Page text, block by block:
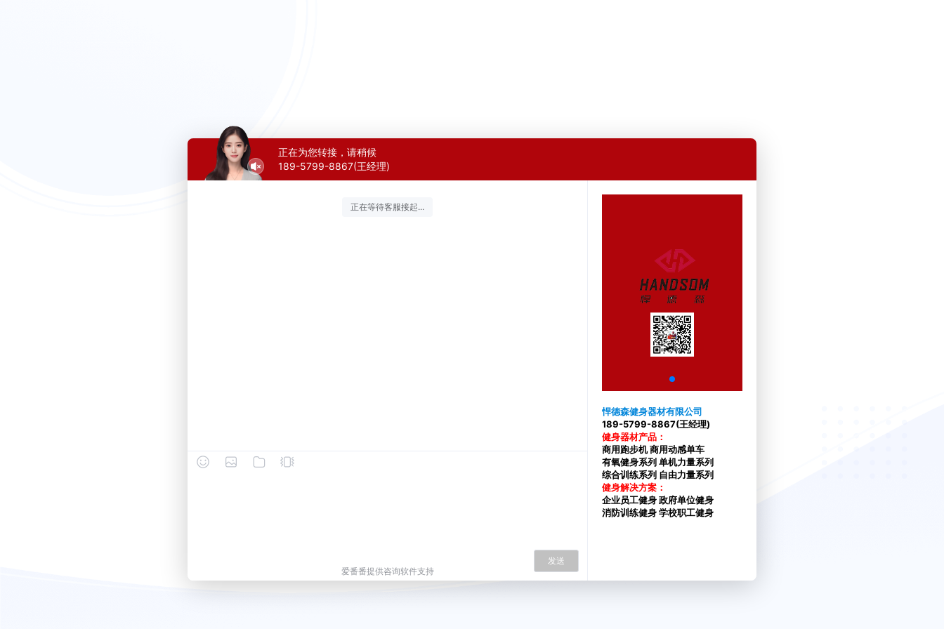
正在为您转接，请稍候
189-5799-8867(王经理)
正在等待客服接起...
发送
悍德森健身器材有限公司
189-5799-8867(王经理)
健身器材产品：
商用跑步机 商用动感单车
有氧健身系列 单机力量系列
综合训练系列 自由力量系列
健身解决方案：
企业员工健身 政府单位健身
消防训练健身 学校职工健身